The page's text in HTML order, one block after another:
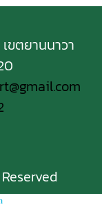
ตยานนาวา